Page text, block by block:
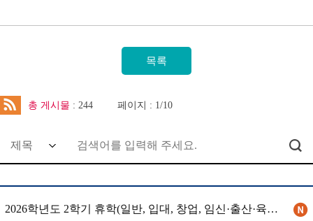
총 게시물 : 244 페이지 : 1/10
2026학년도 2학기 휴학(일반, 입대, 창업, 임신·출산·육아)